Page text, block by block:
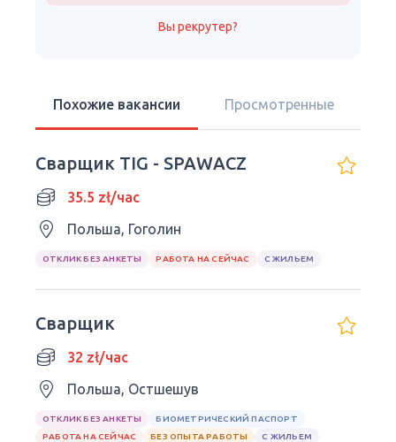
Вы рекрутер?
Похожие вакансии Просмотренные
Сварщик TIG - SPAWACZ
35.5 zł/час
Польша, Гоголин
ОТКЛИК БЕЗ АНКЕТЫ РАБОТА НА СЕЙЧАС С ЖИЛЬЕМ
Сварщик
32 zł/час
Польша, Остшешув
ОТКЛИК БЕЗ АНКЕТЫ
БИОМЕТРИЧЕСКИЙ ПАСПОРТ
РАБОТА НА СЕЙЧАС
БЕЗ ОПЫТА РАБОТЫ
С ЖИЛЬЕМ